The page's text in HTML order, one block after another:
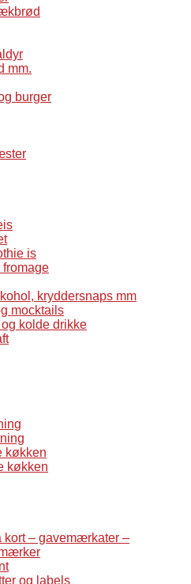
mm.
burger
is
fromage
kryddersnaps mm
mocktails
kolde drikke
køkken
køkken
kort – gavemærkater –
og labels